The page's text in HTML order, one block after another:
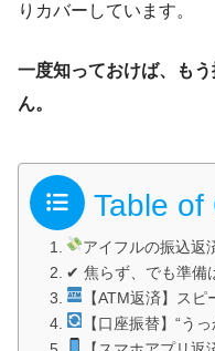
りカバーしています。
一度知っておけば、も
ん。
Table of
アイフルの振込返
✔ 焦らず、でも準備
【ATM返済】ス
【口座振替】“う